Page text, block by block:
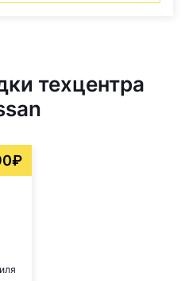
техцентра